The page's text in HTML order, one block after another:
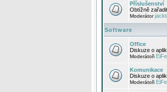
Příslušenství
Obtížně
Moderátor
Software
Office
Diskuze o
Moderátoři
Komunikace
Diskuze o
Moderátoři